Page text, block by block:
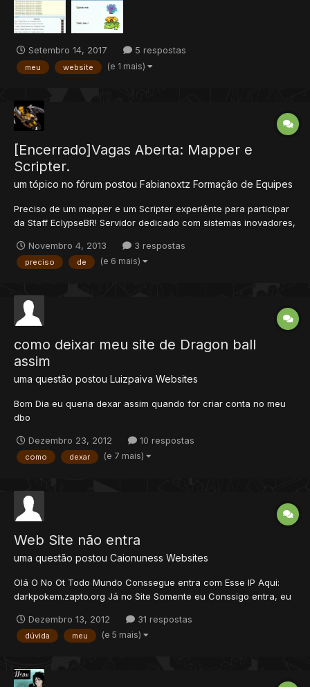
Setembro 14, 2017 5 respostas
meu website (e 1 mais)
[Encerrado]Vagas Aberta: Mapper e
Scripter.
um tópico no fórum postou Fabianoxtz Formação de Equipes
Preciso de um mapper e um Scripter experiênte para participar
da Staff EclypseBR! Servidor dedicado com sistemas inovadores,
Fabianodjfull Abraços!
Novembro 4, 2013 3 respostas
preciso de (e 6 mais)
como deixar meu site de Dragon ball
assim
uma questão postou Luizpaiva Websites
Bom Dia eu queria dexar assim quando for criar conta no meu
dbo
Dezembro 23, 2012 10 respostas
como dexar (e 7 mais)
Web Site não entra
uma questão postou Caionuness Websites
Olá O No Ot Todo Mundo Conssegue entra com Esse IP Aqui:
darkpokem.zapto.org Já no Site Somente eu Conssigo entra, eu
meus amigos não consseguem de geito nenhum oque eu tenho
que fazer pra eles emtrarem ? OBS: Minha Internet não é Co...
Dezembro 13, 2012 31 respostas
dúvida meu (e 5 mais)